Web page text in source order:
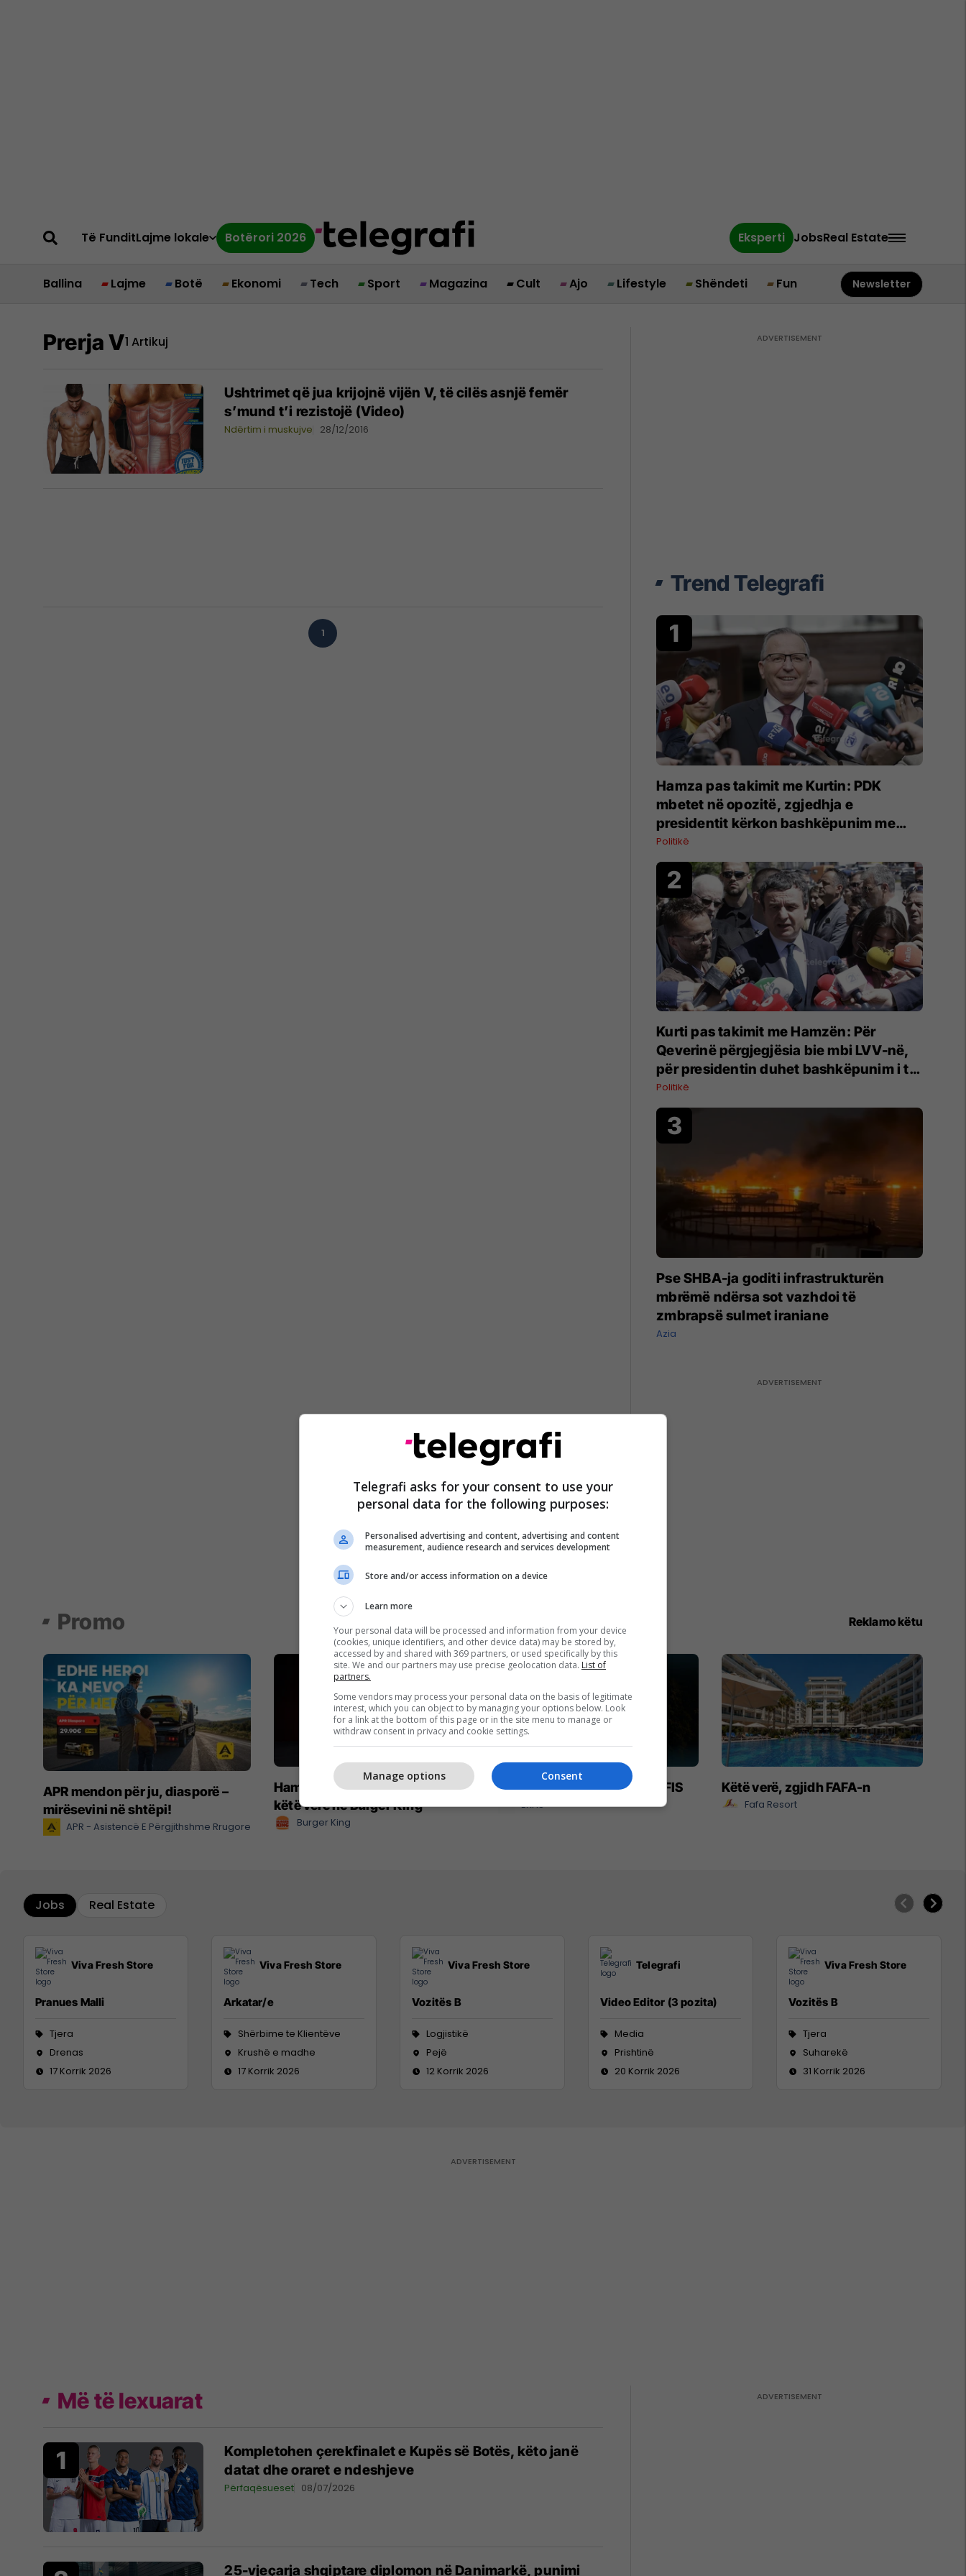
Të FunditLajme lokale Botërori 2026 Eksperti JobsReal Estate
Ballina Lajme Botë Ekonomi Tech Sport Magazina Cult Ajo Lifestyle Shëndeti Fun Newsletter
Prerja V1 Artikuj
Ushtrimet që jua krijojnë vijën V, të cilës asnjë femër
s’mund t’i rezistojë (Video)
Ndërtim i muskujve 28/12/2016
1
Trend Telegrafi
Hamza pas takimit me Kurtin: PDK
mbetet në opozitë, zgjedhja e
presidentit kërkon bashkëpunim me
LVV-në
Politikë
Kurti pas takimit me Hamzën: Për
Qeverinë përgjegjësia bie mbi LVV-në,
për presidentin duhet bashkëpunim i të
gjitha partive
Politikë
Pse SHBA-ja goditi infrastrukturën
mbrëmë ndërsa sot vazhdoi të
zmbrapsë sulmet iraniane
Azia
Promo Reklamo këtu
APR mendon për ju, diasporë –
mirësevini në shtëpi!
APR - Asistencë E Përgjithshme Rrugore
Hamburgeri ma kjut najher vjen
këtë verë në Burger King
Burger King
Me ju në çdo kilometër - EXFIS
EXFIS
Këtë verë, zgjidh FAFA-n
Fafa Resort
Jobs Real Estate
Viva Fresh Store
Pranues Malli
Tjera
Drenas
17 Korrik 2026
Viva Fresh Store
Arkatar/e
Shërbime te Klientëve
Krushë e madhe
17 Korrik 2026
Viva Fresh Store
Vozitës B
Logjistikë
Pejë
12 Korrik 2026
Telegrafi
Video Editor (3 pozita)
Media
Prishtinë
20 Korrik 2026
Viva Fresh Store
Vozitës B
Tjera
Suharekë
31 Korrik 2026
Më të lexuarat
Kompletohen çerekfinalet e Kupës së Botës, këto janë
datat dhe oraret e ndeshjeve
Përfaqësueset 08/07/2026
25-vjeçarja shqiptare diplomon në Danimarkë, punimi
Telegrafi asks for your consent to use your
personal data for the following purposes:
Personalised advertising and content, advertising and content
measurement, audience research and services development
Store and/or access information on a device
Learn more
Your personal data will be processed and information from your device
(cookies, unique identifiers, and other device data) may be stored by,
accessed by and shared with 369 partners, or used specifically by this
site. We and our partners may use precise geolocation data. List of
partners.
Some vendors may process your personal data on the basis of legitimate
interest, which you can object to by managing your options below. Look
for a link at the bottom of this page or in the site menu to manage or
withdraw consent in privacy and cookie settings.
Consent
Manage options